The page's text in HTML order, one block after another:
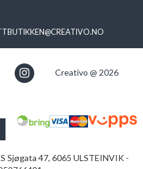
Creativo @ 2026
Sjøgata 47, 6065 ULSTEINVIK -